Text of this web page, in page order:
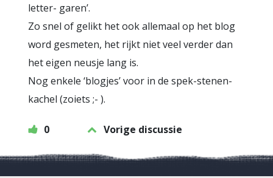
letter- garen’.
Zo snel of gelikt het ook allemaal op het blog
word gesmeten, het rijkt niet veel verder dan
het eigen neusje lang is.
Nog enkele ‘blogjes’ voor in de spek-stenen-
kachel (zoiets ;- ).
0 Vorige discussie